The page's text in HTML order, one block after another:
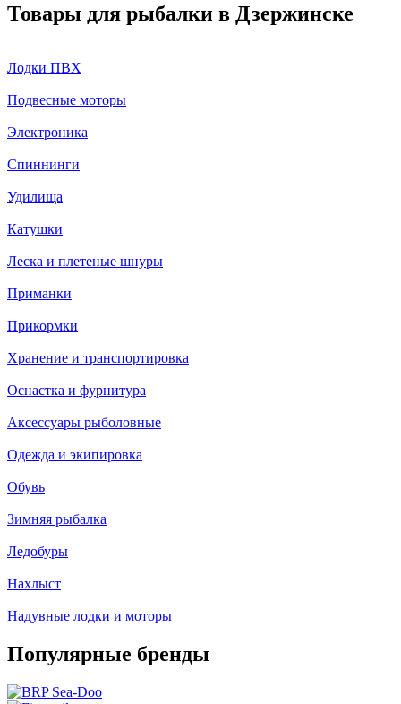
Товары для рыбалки в Дзержинске
Лодки ПВХ
Подвесные моторы
Электроника
Спиннинги
Удилища
Катушки
Леска и плетеные шнуры
Приманки
Прикормки
Хранение и транспортировка
Оснастка и фурнитура
Аксессуары рыболовные
Одежда и экипировка
Обувь
Зимняя рыбалка
Ледобуры
Нахлыст
Надувные лодки и моторы
Популярные бренды